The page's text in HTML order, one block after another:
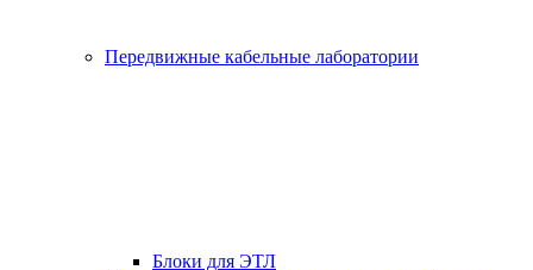
Передвижные кабельные лаборатории
Блоки для ЭТЛ